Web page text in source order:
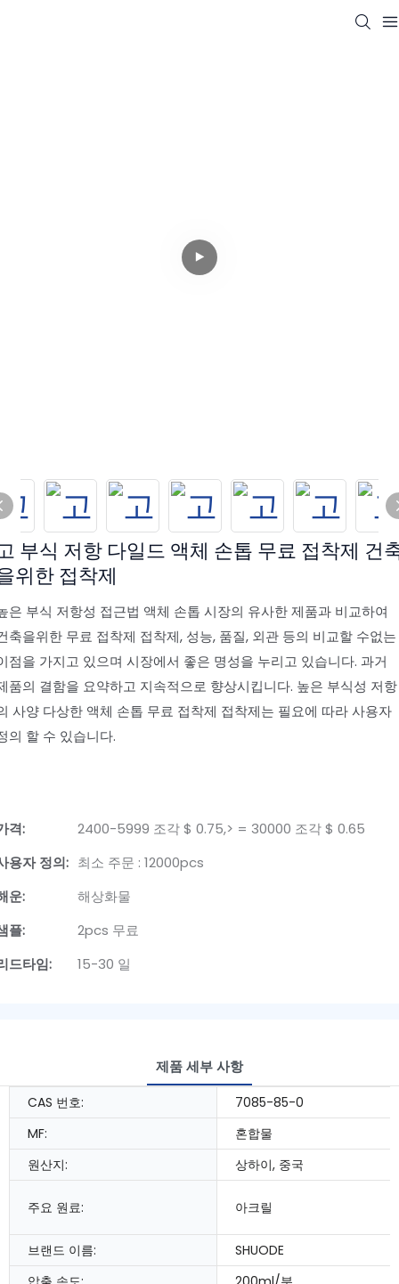
부식 저항 다일드 액체 손톱 무료 접착제 건
위한 접착제
은 부식 저항성 접근법 액체 손톱 시장의 유사한 제품과 비교하여
축을위한 무료 접착제 접착제, 성능, 품질, 외관 등의 비교할 수없는
점을 가지고 있으며 시장에서 좋은 명성을 누리고 있습니다. 과거
품의 결함을 요약하고 지속적으로 향상시킵니다. 높은 부식성 저항
사양 다상한 액체 손톱 무료 접착제 접착제는 필요에 따라 사용자
의 할 수 있습니다.
격:
2400-5999 조각 $ 0.75,> = 30000 조각 $ 0.65
용자 정의: 최소 주문 : 12000pcs
운:
해상화물
플:
2pcs 무료
드타임:
15-30 일
제품 세부 사항
CAS 번호:
7085-85-0
MF:
혼합물
원산지:
상하이, 중국
주요 원료: 아크릴
브랜드 이름:
SHUODE